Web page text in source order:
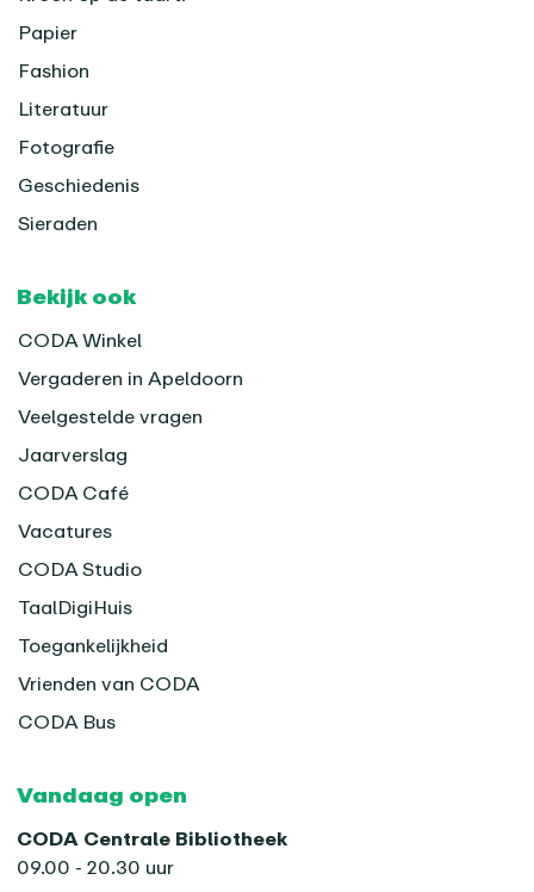
Papier
Fashion
Literatuur
Fotografie
Geschiedenis
Sieraden
Bekijk ook
CODA Winkel
Vergaderen in Apeldoorn
Veelgestelde vragen
Jaarverslag
CODA Café
Vacatures
CODA Studio
TaalDigiHuis
Toegankelijkheid
Vrienden van CODA
CODA Bus
Vandaag open
CODA Centrale Bibliotheek
09.00 - 20.30 uur